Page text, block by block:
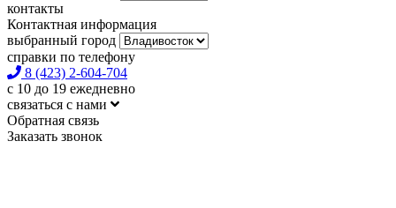
контакты
Контактная информация
выбранный город
справки по телефону
8 (423) 2-604-704
с 10 до 19 ежедневно
связаться с нами
Обратная связь
Заказать звонок